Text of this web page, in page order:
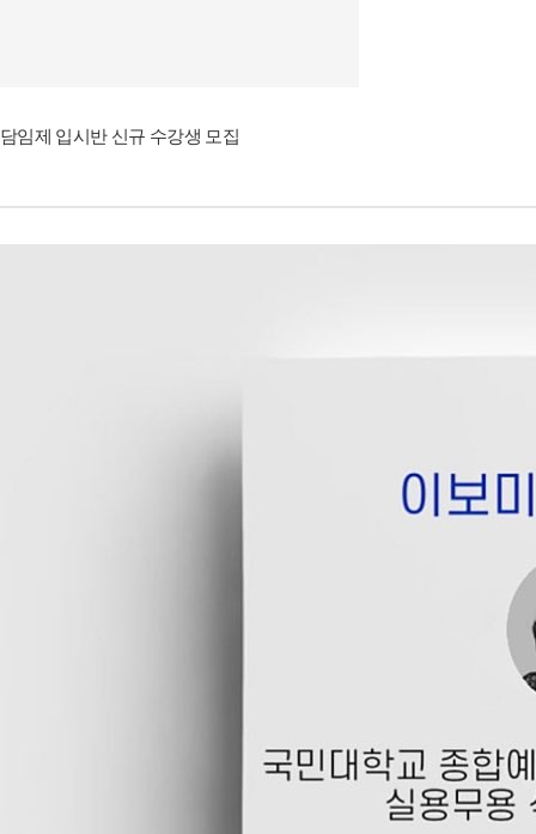
담임제 입시반 신규 수강생 모집